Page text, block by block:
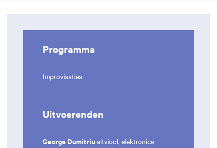
Programma
Improvisaties
Uitvoerenden
George Dumitriualtviool, elektronica